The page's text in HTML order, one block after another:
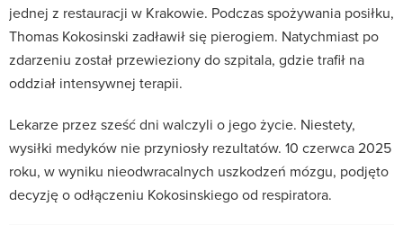
jednej z restauracji w Krakowie. Podczas spożywania posiłku,
Thomas Kokosinski zadławił się pierogiem. Natychmiast po
zdarzeniu został przewieziony do szpitala, gdzie trafił na
oddział intensywnej terapii.
Lekarze przez sześć dni walczyli o jego życie. Niestety,
wysiłki medyków nie przyniosły rezultatów. 10 czerwca 2025
roku, w wyniku nieodwracalnych uszkodzeń mózgu, podjęto
decyzję o odłączeniu Kokosinskiego od respiratora.